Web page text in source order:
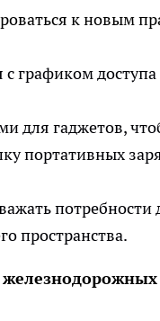
к новым
с графиком
для гаджетов,
портативных
потребности
пространства.